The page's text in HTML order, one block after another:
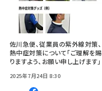
佐川急便、従業員の紫外線対策、
熱中症対策について「ご理解を賜
りますよう、お願い申し上げます」
2025年7月24日 8:30